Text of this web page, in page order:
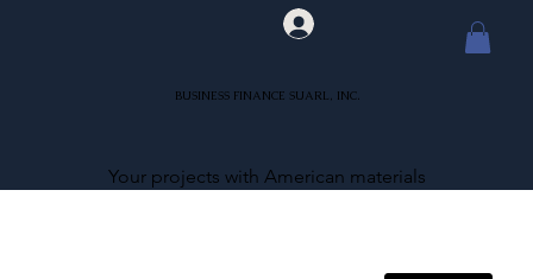
BUSINESS FINANCE SUARL, INC.
Your projects with American materials